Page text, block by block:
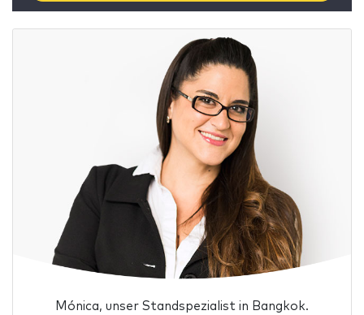
Mónica, unser Standspezialist in Bangkok.